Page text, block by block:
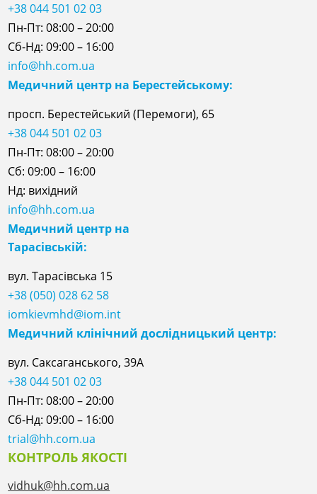
+38 044 501 02 03
Пн-Пт: 08:00 – 20:00
Сб-Нд: 09:00 – 16:00
info@hh.com.ua
Медичний центр на Берестейському:
просп. Берестейський (Перемоги), 65
+38 044 501 02 03
Пн-Пт: 08:00 – 20:00
Сб: 09:00 – 16:00
Нд: вихідний
info@hh.com.ua
Медичний центр на
Тарасівській:
вул. Тарасівська 15
+38 (050) 028 62 58
iomkievmhd@iom.int
Медичний клінічний дослідницький центр:
вул. Саксаганського, 39А
+38 044 501 02 03
Пн-Пт: 08:00 – 20:00
Сб-Нд: 09:00 – 16:00
trial@hh.com.ua
КОНТРОЛЬ ЯКОСТІ
vidhuk@hh.com.ua